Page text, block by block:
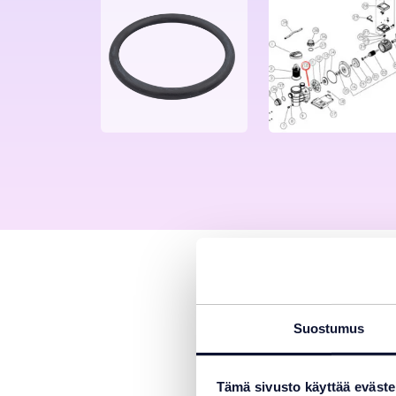
Suostumus
Tämä sivusto käyttää
America-
(SA033) ja